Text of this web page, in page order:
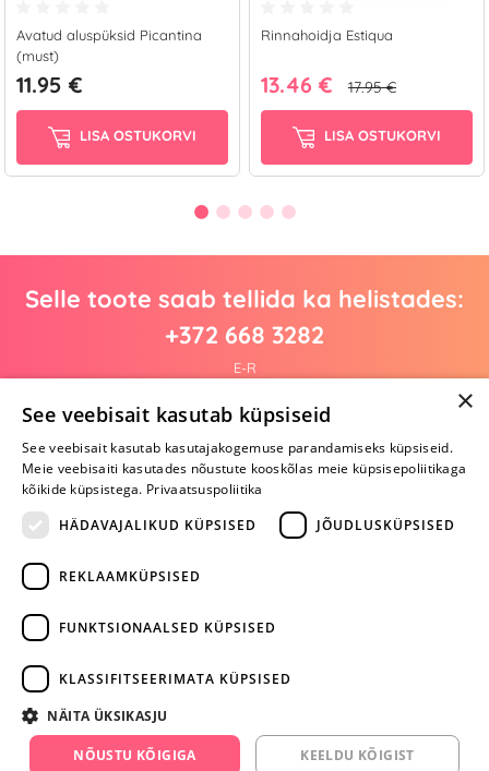
Avatud aluspüksid Picantina
(must)
11.95 €
LISA OSTUKORVI
Rinnahoidja Estiqua
13.46 € 17.95 €
LISA OSTUKORVI
Selle toote saab tellida ka helistades:
+372 668 3282
E-R
Arvustusi veel pole
Ole esimene!
Kirjuta arvustus ja SAA KINGITUS!
+372 668 3282
info@yesyes.ee
facebook.com/yesyes.ee
×
See veebisait kasutab küpsiseid
See veebisait kasutab kasutajakogemuse parandamiseks küpsiseid.
Meie veebisaiti kasutades nõustute kooskõlas meie küpsisepoliitikaga
kõikide küpsistega. Privaatsuspoliitika
HÄDAVAJALIKUD KÜPSISED
JÕUDLUSKÜPSISED
REKLAAMKÜPSISED
FUNKTSIONAALSED KÜPSISED
KLASSIFITSEERIMATA KÜPSISED
NÄITA ÜKSIKASJU
NÕUSTU KÕIGIGA KEELDU KÕIGIST